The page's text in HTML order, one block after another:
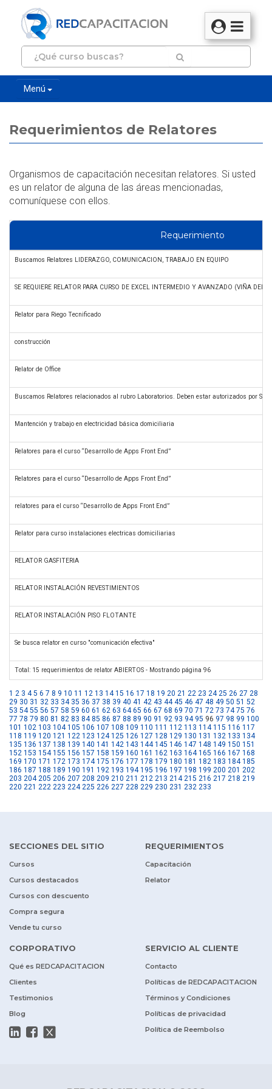
Menú
Requerimientos de Relatores
Organismos de capacitación necesitan relatores. Si usted
es un relator de alguna de las áreas mencionadas,
comuníquese con ellos.
Requerimiento
Buscamos Relatores LIDERAZGO, COMUNICACION, TRABAJO EN EQUIPO
SE REQUIERE RELATOR PARA CURSO DE EXCEL INTERMEDIO Y AVANZADO (VIÑA DEL
Relator para Riego Tecnificado
construcción
Relator de Office
Buscamos Relatores relacionados al rubro Laboratorios. Deben estar autorizados por
Mantención y trabajo en electricidad básica domiciliaria
Relatores para el curso “Desarrollo de Apps Front End”
Relatores para el curso “Desarrollo de Apps Front End”
relatores para el curso “Desarrollo de Apps Front End”
Relator para curso instalaciones electricas domiciliarias
RELATOR GASFITERIA
RELATOR INSTALACIÓN REVESTIMIENTOS
RELATOR INSTALACIÓN PISO FLOTANTE
Se busca relator en curso "comunicación efectiva"
Total: 15 requerimientos de relator ABIERTOS - Mostrando página 96
1 2 3 4 5 6 7 8 9 10 11 12 13 14 15 16 17 18 19 20 21 22 23 24 25 26 27 28
29 30 31 32 33 34 35 36 37 38 39 40 41 42 43 44 45 46 47 48 49 50 51 52
53 54 55 56 57 58 59 60 61 62 63 64 65 66 67 68 69 70 71 72 73 74 75 76
77 78 79 80 81 82 83 84 85 86 87 88 89 90 91 92 93 94 95 96 97 98 99 100
101 102 103 104 105 106 107 108 109 110 111 112 113 114 115 116 117
118 119 120 121 122 123 124 125 126 127 128 129 130 131 132 133 134
135 136 137 138 139 140 141 142 143 144 145 146 147 148 149 150 151
152 153 154 155 156 157 158 159 160 161 162 163 164 165 166 167 168
169 170 171 172 173 174 175 176 177 178 179 180 181 182 183 184 185
186 187 188 189 190 191 192 193 194 195 196 197 198 199 200 201 202
203 204 205 206 207 208 209 210 211 212 213 214 215 216 217 218 219
220 221 222 223 224 225 226 227 228 229 230 231 232 233
SECCIONES DEL SITIO
Cursos
Cursos destacados
Cursos con descuento
Compra segura
Vende tu curso
REQUERIMIENTOS
Capacitación
Relator
CORPORATIVO
Qué es REDCAPACITACION
Clientes
Testimonios
Blog
SERVICIO AL CLIENTE
Contacto
Políticas de REDCAPACITACION
Términos y Condiciones
Políticas de privacidad
Política de Reembolso